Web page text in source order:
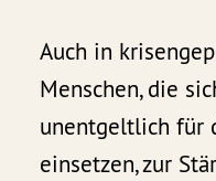
Auch in
Menschen, die
unentgeltlich für
einsetzen, zur